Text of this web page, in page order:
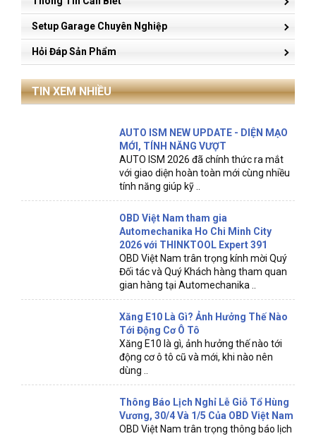
Setup Garage Chuyên Nghiệp
Hỏi Đáp Sản Phẩm
TIN XEM NHIỀU
AUTO ISM NEW UPDATE - DIỆN MẠO
MỚI, TÍNH NĂNG VƯỢT
AUTO ISM 2026 đã chính thức ra mắt
với giao diện hoàn toàn mới cùng nhiều
tính năng giúp kỹ ..
OBD Việt Nam tham gia
Automechanika Ho Chi Minh City
2026 với THINKTOOL Expert 391
OBD Việt Nam trân trọng kính mời Quý
Đối tác và Quý Khách hàng tham quan
gian hàng tại Automechanika ..
Xăng E10 Là Gì? Ảnh Hưởng Thế Nào
Tới Động Cơ Ô Tô
Xăng E10 là gì, ảnh hưởng thế nào tới
động cơ ô tô cũ và mới, khi nào nên
dùng ..
Thông Báo Lịch Nghỉ Lễ Giỗ Tổ Hùng
Vương, 30/4 Và 1/5 Của OBD Việt Nam
OBD Việt Nam trân trọng thông báo lịch